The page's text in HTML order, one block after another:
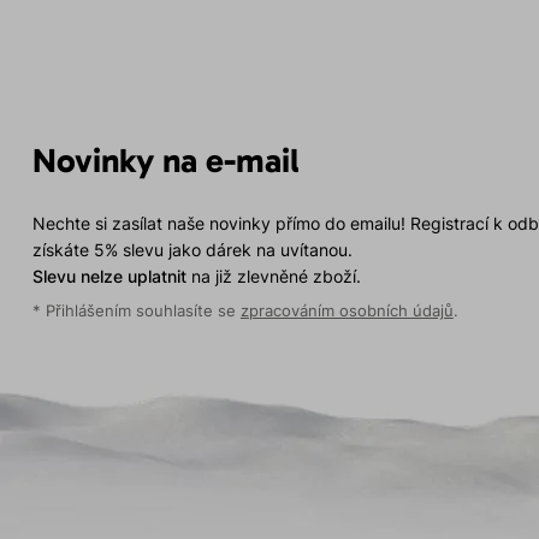
Novinky na e-mail
Nechte si zasílat naše novinky přímo do emailu! Registrací k
získáte 5% slevu jako dárek na uvítanou.
Slevu nelze uplatnitna již zlevněné zboží.
* Přihlášením souhlasíte se zpracováním osobních údajů.